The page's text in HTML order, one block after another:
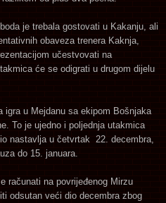
je trebala gostovati u Kakanju, ali
obaveza trenera Kaknja,
učestvovati na
će se odigrati u drugom dijelu
igra u Mejdanu sa ekipom Bošnjaka
To je ujedno i poljednja utakmica
nastavlja u četvrtak 22. decembra,
do 15. januara.
računati na povrijeđenog Mirzu
odsutan veći dio decembra zbog